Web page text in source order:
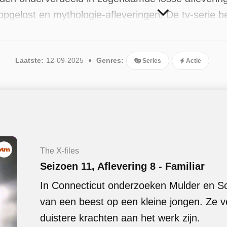
en mythologie-afleveringen. De tv-serie
in september 2025.
Laatste: 12-09-2025 Genres: Series Actie
The X-files
Seizoen 11, Aflevering 8 - Familiar
In Connecticut onderzoeken Mulder en
van een beest op een kleine jongen. Ze
duistere krachten aan het werk zijn.